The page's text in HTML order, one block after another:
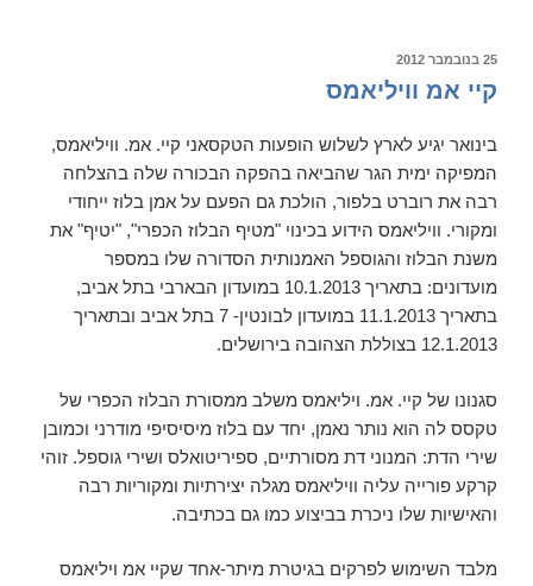
1
התקופה
שבה
צמח
הבלוז,
המאה
ה-19
פורסם
25 בנובמבר 2012
קיי אמ וויליאמס
בינואר יגיע לארץ לשלוש הופעות הטקסאני קיי. אמ. וויליאמס,
המפיקה ימית הגר שהביאה בהפקה הבכורה שלה בהצלחה
רבה את רוברט בלפור, הולכת גם הפעם על אמן בלוז ייחודי
ומקורי. וויליאמס הידוע בכינוי "מטיף הבלוז הכפרי", "יטיף" את
משנת הבלוז והגוספל האמנותית הסדורה שלו במספר
מועדונים: בתאריך 10.1.2013 במועדון הבארבי בתל אביב,
בתאריך 11.1.2013 במועדון לבונטין- 7 בתל אביב ובתאריך
12.1.2013 בצוללת הצהובה בירושלים.
סגנונו של קיי. אמ. ויליאמס משלב ממסורת הבלוז הכפרי של
טקסס לה הוא נותר נאמן, יחד עם בלוז מיסיסיפי מודרני וכמובן
שירי הדת: המנוני דת מסורתיים, ספיריטואלס ושירי גוספל. זוהי
קרקע פורייה עליה וויליאמס מגלה יצירתיות ומקוריות רבה
והאישיות שלו ניכרת בביצוע כמו גם בכתיבה.
מלבד השימוש לפרקים בגיטרת מיתר-אחד שקיי אמ ויליאמס